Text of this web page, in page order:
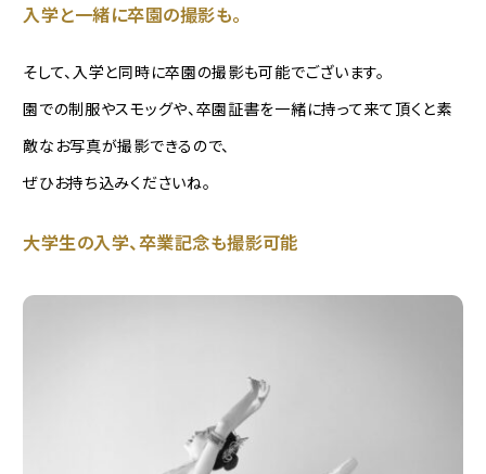
入学と一緒に卒園の撮影も。
そして、入学と同時に卒園の撮影も可能でございます。
園での制服やスモッグや、卒園証書を一緒に持って来て頂くと素
敵なお写真が撮影できるので、
ぜひお持ち込みくださいね。
大学生の入学、卒業記念も撮影可能